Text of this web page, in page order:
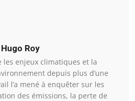
Hugo Roy
les enjeux climatiques et la
depuis plus d’une
l’a mené à enquêter sur les
des émissions, la perte de